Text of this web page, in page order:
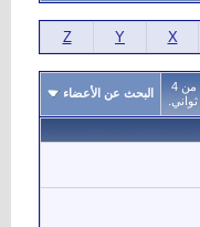
X
Y
Z
ثواني.
البحث عن الأعضاء